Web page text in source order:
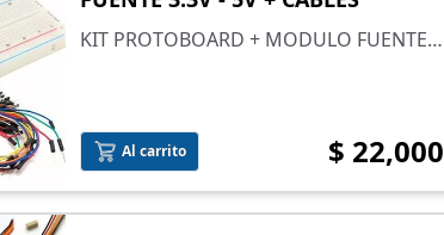
KIT PROTOBOARD + MODULO FUENTE
Al carrito $ 22,000